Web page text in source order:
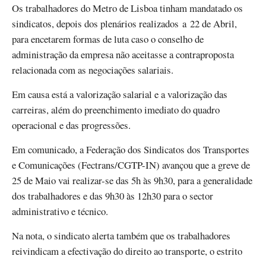
Os trabalhadores do Metro de Lisboa tinham mandatado os
sindicatos, depois dos plenários realizados a 22 de Abril,
para encetarem formas de luta caso o conselho de
administração da empresa não aceitasse a contraproposta
relacionada com as negociações salariais.
Em causa está a valorização salarial e a valorização das
carreiras, além do preenchimento imediato do quadro
operacional e das progressões.
Em comunicado, a Federação dos Sindicatos dos Transportes
e Comunicações (Fectrans/CGTP-IN) avançou que a greve de
25 de Maio vai realizar-se das 5h às 9h30, para a generalidade
dos trabalhadores e das 9h30 às 12h30 para o sector
administrativo e técnico.
Na nota, o sindicato alerta também que os trabalhadores
reivindicam a efectivação do direito ao transporte, o estrito